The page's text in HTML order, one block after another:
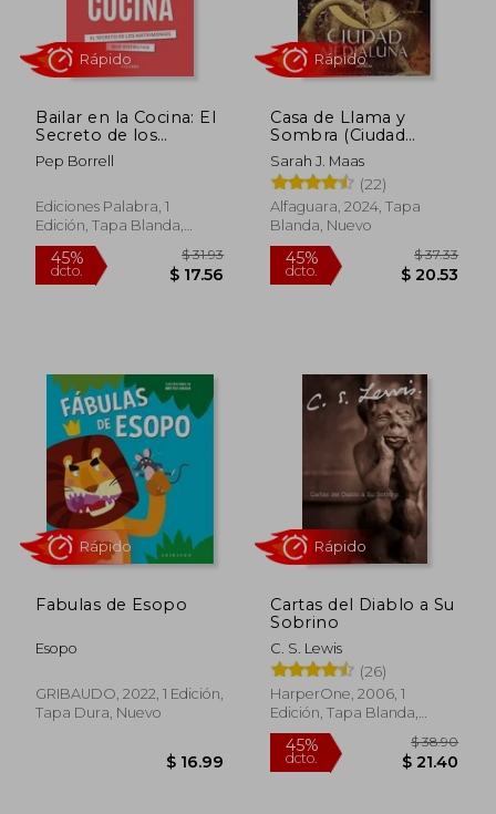
50%
dcto.
45%
dcto.
45%
dcto.
$ 48.45
Rápido
45%
dcto.
Rápido
Bailar en la Cocina: El
Secreto de los
Matrimonios que
Disfrutan
Pep Borrell
Ediciones Palabra, 1
Edición, Tapa Blanda,
Nuevo
Casa de Llama y
Sombra (Ciudad
Medialuna 3)
Sarah J. Maas
(22)
Alfaguara, 2024, Tapa
Blanda, Nuevo
Fabulas de Esopo
Esopo
GRIBAUDO, 2022, 1 Edición,
Tapa Dura, Nuevo
Cartas del Diablo a Su
Sobrino
C. S. Lewis
(26)
HarperOne, 2006, 1
Edición, Tapa Blanda,
Nuevo